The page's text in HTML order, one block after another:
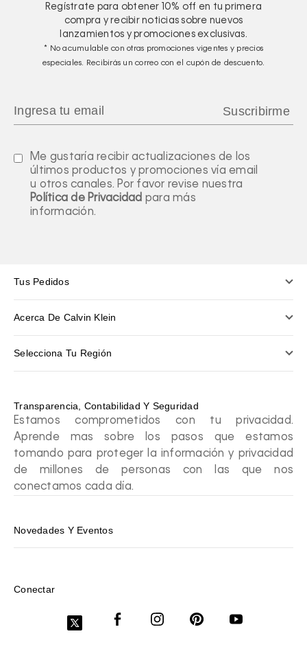
Regístrate para obtener 10% off en tu primera
compra y recibir noticias sobre nuevos
lanzamientos y promociones exclusivas.
* No acumulable con otras promociones vigentes y precios
especiales. Recibirás un correo con el cupón de descuento.
Me gustaría recibir actualizaciones de los
últimos productos y promociones vía email
u otros canales. Por favor revise nuestra
Política de Privacidad para más
información.
Tus Pedidos
Acerca De Calvin Klein
Selecciona Tu Región
Transparencia, Contabilidad Y Seguridad
Estamos comprometidos con tu privacidad.
Aprende mas sobre los pasos que estamos
tomando para proteger la información y privacidad
de millones de personas con las que nos
conectamos cada día.
Novedades Y Eventos
Conectar